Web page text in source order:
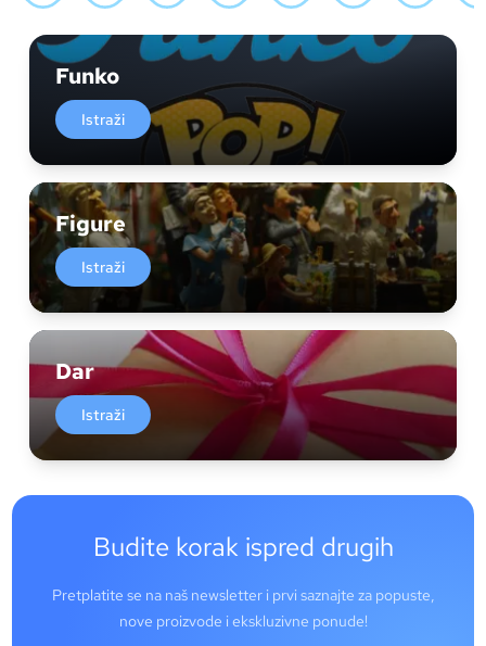
Funko
Istraži
Figure
Istraži
Dar
Istraži
Budite korak ispred drugih
Pretplatite se na naš newsletter i prvi saznajte za popuste,
nove proizvode i ekskluzivne ponude!